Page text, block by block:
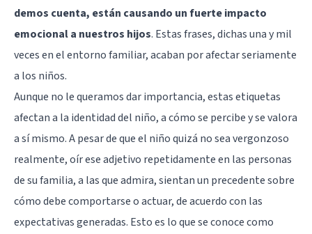
demos cuenta, están causando un fuerte impacto
emocional a nuestros hijos. Estas frases, dichas una y mil
veces en el entorno familiar, acaban por afectar seriamente
a los niños.
Aunque no le queramos dar importancia, estas etiquetas
afectan a la identidad del niño, a cómo se percibe y se valora
a sí mismo. A pesar de que el niño quizá no sea vergonzoso
realmente, oír ese adjetivo repetidamente en las personas
de su familia, a las que admira, sientan un precedente sobre
cómo debe comportarse o actuar, de acuerdo con las
expectativas generadas. Esto es lo que se conoce como